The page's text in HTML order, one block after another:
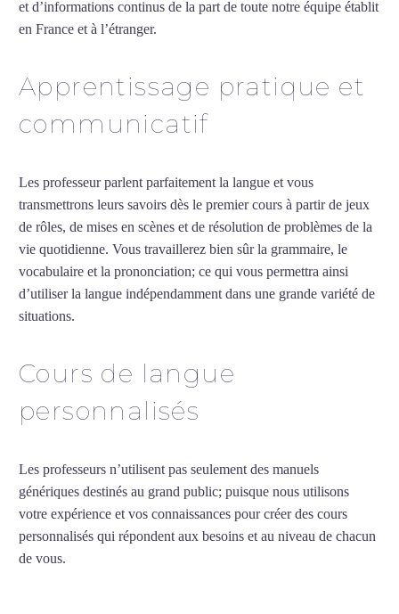
et d’informations continus de la part de toute notre équipe établit
en France et à l’étranger.
Apprentissage pratique et
communicatif
Les professeur parlent parfaitement la langue et vous
transmettrons leurs savoirs dès le premier cours à partir de jeux
de rôles, de mises en scènes et de résolution de problèmes de la
vie quotidienne. Vous travaillerez bien sûr la grammaire, le
vocabulaire et la prononciation; ce qui vous permettra ainsi
d’utiliser la langue indépendamment dans une grande variété de
situations.
Cours de langue
personnalisés
Les professeurs n’utilisent pas seulement des manuels
génériques destinés au grand public; puisque nous utilisons
votre expérience et vos connaissances pour créer des cours
personnalisés qui répondent aux besoins et au niveau de chacun
de vous.